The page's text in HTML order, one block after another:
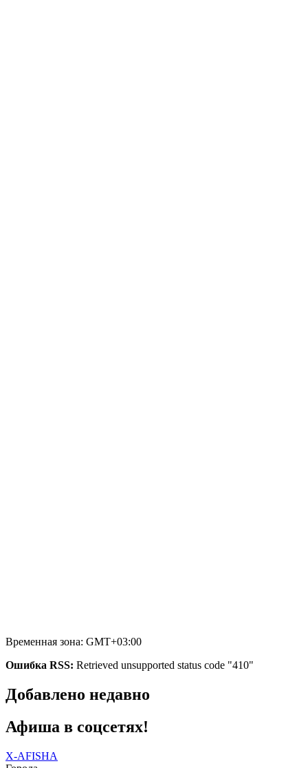
Временная зона: GMT+03:00
Ошибка RSS: Retrieved unsupported status code "410"
Добавлено недавно
Афиша в соцсетях!
X-AFISHA